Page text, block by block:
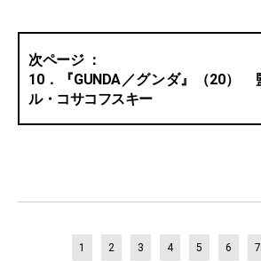
10．『GUNDA／グンダ』（20）
ル・コサコフスキー
1 2 3 4 5 6 7